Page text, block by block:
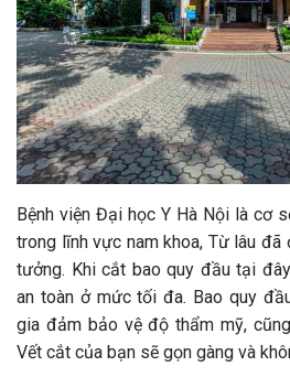
Bệnh viện Đại học Y Hà Nội là cơ
trong lĩnh vực nam khoa, Từ lâu đã
tưởng. Khi cắt bao quy đầu tại
an toàn ở mức tối đa. Bao quy
gia đảm bảo vệ độ thẩm mỹ,
Vết cắt của bạn sẽ gọn gàng và